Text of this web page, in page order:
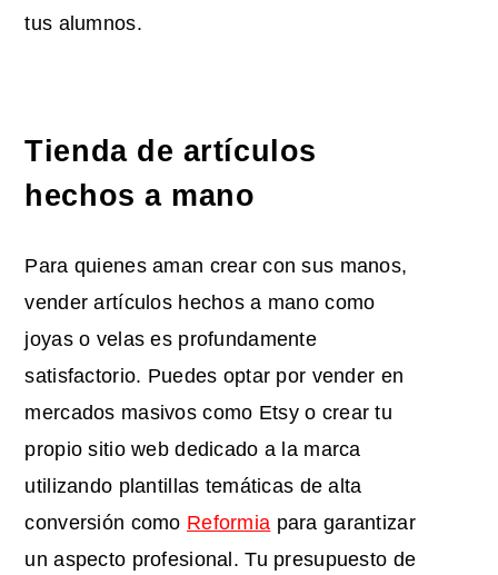
tus alumnos.
Tienda de artículos
hechos a mano
Para quienes aman crear con sus manos,
vender artículos hechos a mano como
joyas o velas es profundamente
satisfactorio. Puedes optar por vender en
mercados masivos como Etsy o crear tu
propio sitio web dedicado a la marca
utilizando plantillas temáticas de alta
conversión como Reformia para garantizar
un aspecto profesional. Tu presupuesto de